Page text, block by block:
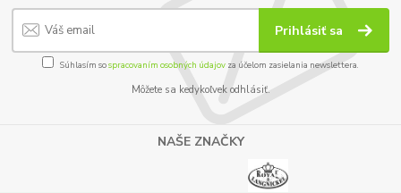
Prihlásiť sa
Súhlasím sospracovaním osobných údajov za účelom zasielania newslettera.
Môžete sa kedykoľvek odhlásiť.
NAŠE ZNAČKY